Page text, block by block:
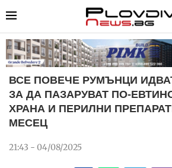
ВСЕ ПОВЕЧЕ РУМЪНЦИ
ЗА ДА ПАЗАРУВАТ ПО-
ХРАНА И ПЕРИЛНИ
МЕСЕЦ
21:43 - 04/08/2025